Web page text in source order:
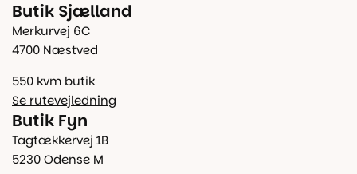
Butik Sjælland
Merkurvej 6C
4700 Næstved
550 kvm butik
Se rutevejledning
Butik Fyn
Tagtækkervej 1B
5230 Odense M